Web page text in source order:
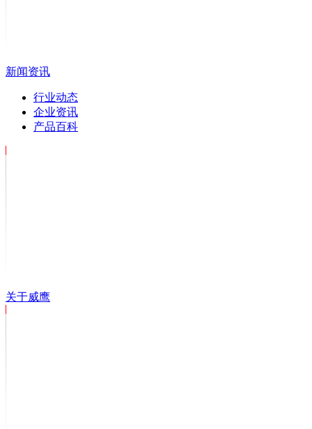
新闻资讯
行业动态
企业资讯
产品百科
关于威鹰